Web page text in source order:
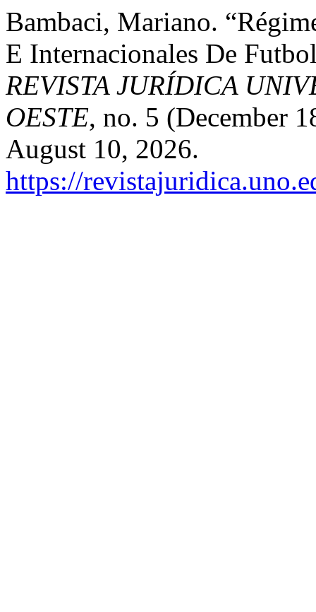
Bambaci, Mariano.
E Internacionales De
REVISTA JURÍDICA
OESTE, no. 5 (December
August 10, 2026.
https://